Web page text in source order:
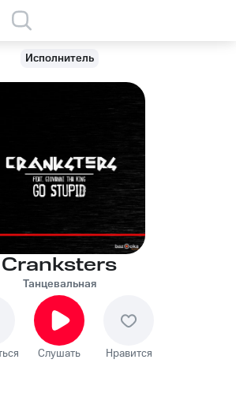
Исполнитель
Cranksters
Танцевальная
Слушать Нравится